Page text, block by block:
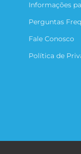
Informações
Perguntas
Fale Conosco
Política de